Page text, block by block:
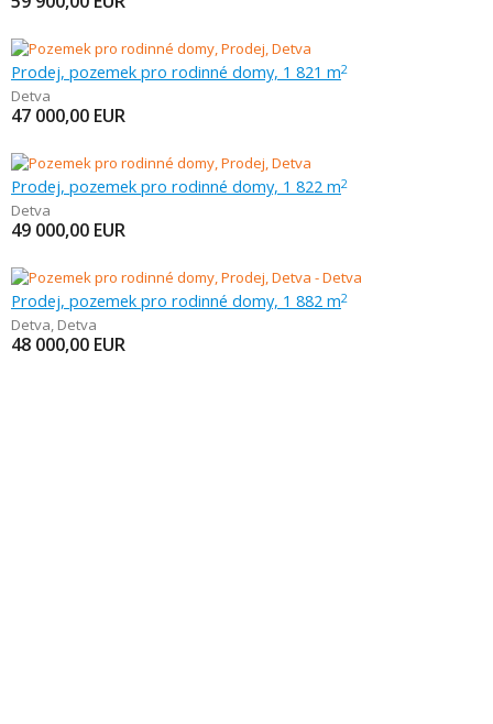
Prodej, pozemek pro rodinné domy, 1 821 m2
Detva
47 000,00 EUR
Prodej, pozemek pro rodinné domy, 1 822 m2
Detva
49 000,00 EUR
Prodej, pozemek pro rodinné domy, 1 882 m2
Detva, Detva
48 000,00 EUR